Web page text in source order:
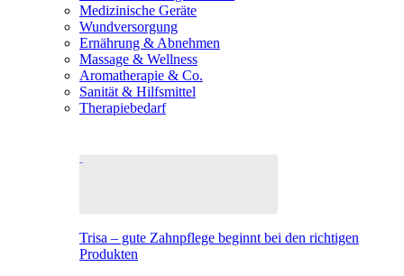
Medizinische Geräte
Wundversorgung
Ernährung & Abnehmen
Massage & Wellness
Aromatherapie & Co.
Sanität & Hilfsmittel
Therapiebedarf
Trisa – gute Zahnpflege beginnt bei den richtigen
Produkten